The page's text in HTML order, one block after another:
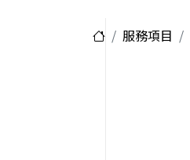
服務項目